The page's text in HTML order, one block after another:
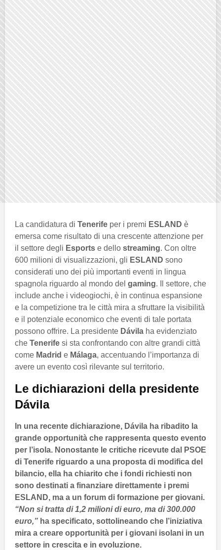
La candidatura di Tenerife per i premi ESLAND è
emersa come risultato di una crescente attenzione per
il settore degli Esports e dello streaming. Con oltre
600 milioni di visualizzazioni, gli ESLAND sono
considerati uno dei più importanti eventi in lingua
spagnola riguardo al mondo del gaming. Il settore, che
include anche i videogiochi, è in continua espansione
e la competizione tra le città mira a sfruttare la visibilità
e il potenziale economico che eventi di tale portata
possono offrire. La presidente Dávila ha evidenziato
che Tenerife si sta confrontando con altre grandi città
come Madrid e Málaga, accentuando l’importanza di
avere un evento così rilevante sul territorio.
Le dichiarazioni della presidente
Dávila
In una recente dichiarazione, Dávila ha ribadito la
grande opportunità che rappresenta questo evento
per l’isola. Nonostante le critiche ricevute dal
PSOE
di Tenerife riguardo a una proposta di modifica del
bilancio, ella ha chiarito che i fondi richiesti non
sono destinati a finanziare direttamente i premi
ESLAND, ma a un forum di formazione per giovani.
“Non si tratta di 1,2 milioni di euro, ma di 300.000
euro,” ha specificato, sottolineando che l’iniziativa
mira a creare opportunità per i giovani isolani in un
settore in crescita e in evoluzione.